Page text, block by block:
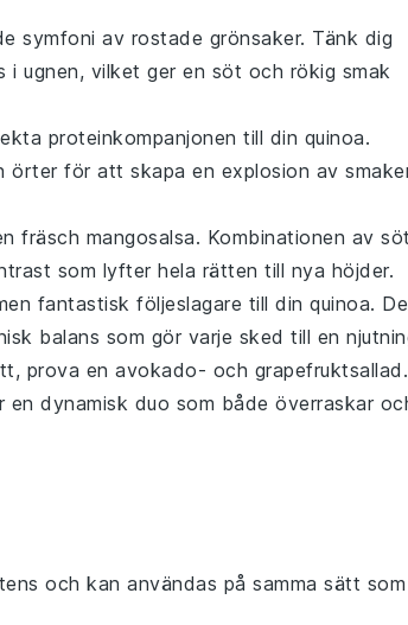
symfoni av rostade grönsaker. Tänk dig
i ugnen, vilket ger en söt och rökig smak
proteinkompanjonen till din quinoa.
örter för att skapa en explosion av
fräsch mangosalsa. Kombinationen av söt
som lyfter hela rätten till nya höjder.
fantastisk följeslagare till din quinoa.
balans som gör varje sked till en
prova en avokado- och grapefruktsallad .
en dynamisk duo som både överraskar
och kan användas på samma sätt som